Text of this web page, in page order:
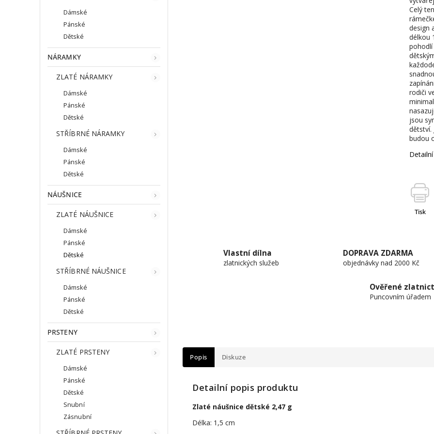
Dámské
Pánské
Dětské
NÁRAMKY
ZLATÉ NÁRAMKY
Dámské
Pánské
Dětské
STŘÍBRNÉ NÁRAMKY
Dámské
Pánské
Dětské
NÁUŠNICE
ZLATÉ NÁUŠNICE
Dámské
Pánské
Dětské
STŘÍBRNÉ NÁUŠNICE
Dámské
Pánské
Dětské
PRSTENY
ZLATÉ PRSTENY
Dámské
Pánské
Dětské
Snubní
Zásnubní
Celý
design
délkou
pohodlí
rodiči
jsou
dětství.
budou
Tisk
Vlastní dílna
zlatnických služeb
DOPRAVA ZDARMA
objednávky nad 2000 Kč
Ověřené
Puncovním úřadem
Popis Diskuze
Detailní popis produktu
Zlaté náušnice dětské 2,47 g
Délka: 1,5 cm